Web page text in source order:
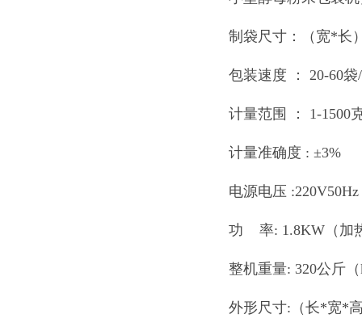
制袋尺寸：（宽*长
包装速度 ： 20-60
计量范围 ： 1-1500
计量准确度 : ±3%
电源电压
功 率: 1.8KW（加
整机重量: 320公斤
外形尺寸:（长*宽*